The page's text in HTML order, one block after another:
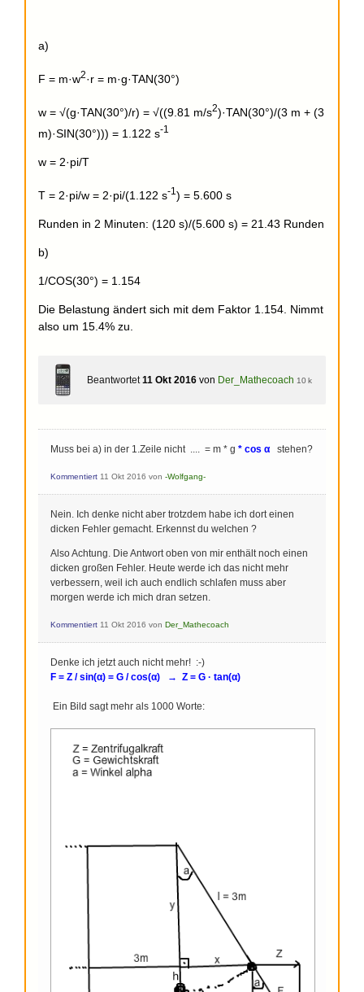
a)
F = m·w2·r = m·g·TAN(30°)
w = √(g·TAN(30°)/r) = √((9.81 m/s2)·TAN(30°)/(3 m + (3
m)·SIN(30°))) = 1.122 s-1
w = 2·pi/T
T = 2·pi/w = 2·pi/(1.122 s-1 ) = 5.600 s
Runden in 2 Minuten: (120 s)/(5.600 s) = 21.43 Runden
b)
1/COS(30°) = 1.154
Die Belastung ändert sich mit dem Faktor 1.154. Nimmt
also um 15.4% zu.
Beantwortet 11 Okt 2016 von Der_Mathecoach 10 k
Muss bei a) in der 1.Zeile nicht .... = m * g * cos α stehen?
Kommentiert 11 Okt 2016 von -Wolfgang-
Nein. Ich denke nicht aber trotzdem habe ich dort einen
dicken Fehler gemacht. Erkennst du welchen ?
Also Achtung. Die Antwort oben von mir enthält noch einen
dicken großen Fehler. Heute werde ich das nicht mehr
verbessern, weil ich auch endlich schlafen muss aber
morgen werde ich mich dran setzen.
Kommentiert 11 Okt 2016 von Der_Mathecoach
Denke ich jetzt auch nicht mehr! :-)
F = Z / sin(α) = G / cos(α) → Z = G · tan(α)
Ein Bild sagt mehr als 1000 Worte: